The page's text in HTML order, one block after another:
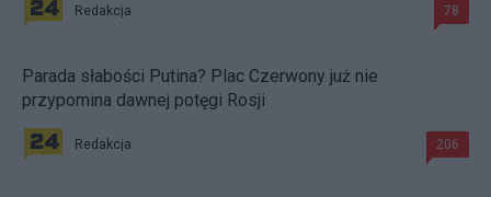
Redakcja 78
Parada słabości Putina? Plac Czerwony już nie
przypomina dawnej potęgi Rosji
Redakcja 206